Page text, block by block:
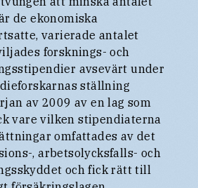
de ekonomiska
varierade antalet
forsknings- och
avsevärt under
ställning
av 2009 av en lag som
vare vilken stipendiaterna
omfattades av det
, arbetsolycksfalls- och
och fick rätt till